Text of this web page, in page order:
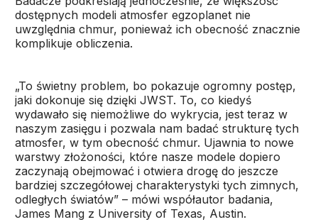
dostępnych modeli atmosfer egzoplanet nie
uwzględnia chmur, ponieważ ich obecność znacznie
komplikuje obliczenia.
„To świetny problem, bo pokazuje ogromny postęp,
jaki dokonuje się dzięki JWST. To, co kiedyś
wydawało się niemożliwe do wykrycia, jest teraz w
naszym zasięgu i pozwala nam badać strukturę tych
atmosfer, w tym obecność chmur. Ujawnia to nowe
warstwy złożoności, które nasze modele dopiero
zaczynają obejmować i otwiera drogę do jeszcze
bardziej szczegółowej charakterystyki tych zimnych,
odległych światów” – mówi współautor badania,
James Mang z University of Texas, Austin.